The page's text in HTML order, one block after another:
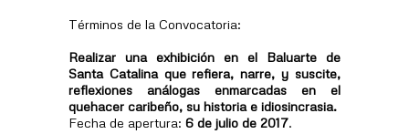
Términos de la Convocatoria:
Realizar una exhibición en el Baluarte de
Santa Catalina que refiera, narre, y suscite,
reflexiones análogas enmarcadas en el
quehacer caribeño, su historia e idiosincrasia.
Fecha de apertura: 6 de julio de 2017.